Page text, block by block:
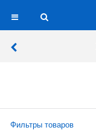
Фильтры товаров